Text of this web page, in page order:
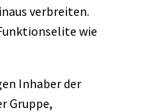
verbreiten.
wie
Inhaber der
Gruppe,